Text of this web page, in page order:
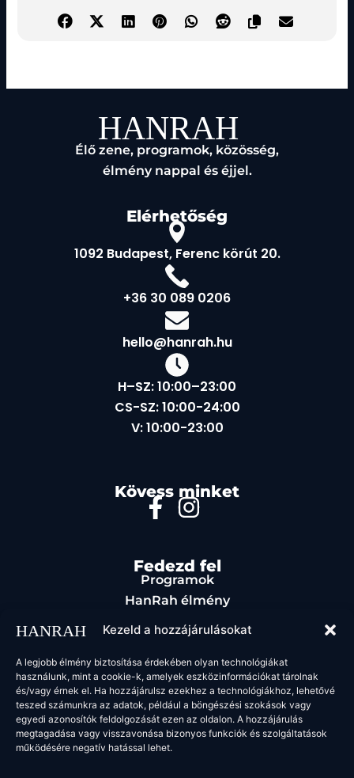
Kezeld a hozzájárulásokat
A legjobb élmény biztosítása érdekében olyan technológiákat
használunk, mint a cookie-k, amelyek eszközinformációkat tárolnak
és/vagy érnek el. Ha hozzájárulsz ezekhez a technológiákhoz, lehetővé
teszed számunkra az adatok, például a böngészési szokások vagy
egyedi azonosítók feldolgozását ezen az oldalon. A hozzájárulás
megtagadása vagy visszavonása bizonyos funkciók és szolgáltatások
működésére negatív hatással lehet.
Különleges feldolgozások a legjobb klasszikusokból
Időpont:21:00 – 00:00 (este 9-től éjfélig)
Asztalfoglalás:Hívj minket a0630 089 0206
hogy biztosítsd a helyed!
A férőhelyek korlátozottak, ezért kérjük, hogy időben
foglalj asztalt! Ne hagyd az utolsó pillanatra!
[IX. kerület, Ferenc körút 20.]
Ne hagyd ki ezt a különleges estét, és támogasd a
tehetséges Varga Imit a színpadon!
Élő zene, programok, közösség,
élmény nappal és éjjel.
Elérhetőség
1092 Budapest, Ferenc körút 20.
+36 30 089 0206
hello@hanrah.hu
H–SZ: 10:00–23:00
CS-SZ: 10:00-24:00
V: 10:00-23:00
Kövess minket
Fedezd fel
Programok
HanRah élmény
Rendezvényszervezés
Étel & ital
Kapcsolat
Jogi oldalak
ÁSZF